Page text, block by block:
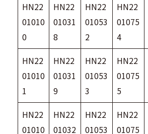
HN22
01010
0
HN22
01031
8
HN22
01053
2
HN22
01075
4
HN22
01010
1
HN22
01031
9
HN22
01053
3
HN22
01075
5
HN22
01010
HN22
01032
HN22
01053
HN22
01075